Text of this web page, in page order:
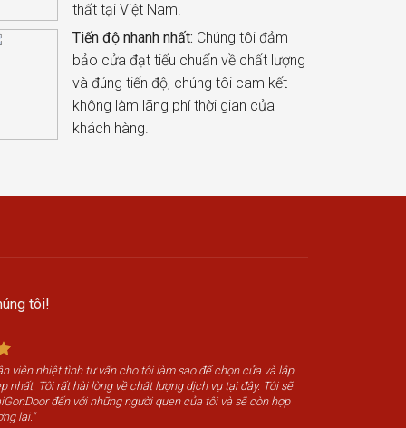
thất tại Việt Nam.
Tiến độ nhanh nhất: Chúng tôi đảm
bảo cửa đạt tiếu chuẩn về chất lượng
và đúng tiến độ, chúng tôi cam kết
không làm lãng phí thời gian của
khách hàng.
tôi!
viên nhiệt tình tư vấn cho tôi làm sao để chọn cửa và lắp
nhất. Tôi rất hài lòng về chất lượng dịch vụ tại đây. Tôi sẽ
đến với những người quen của tôi và sẽ còn hợp
lai."